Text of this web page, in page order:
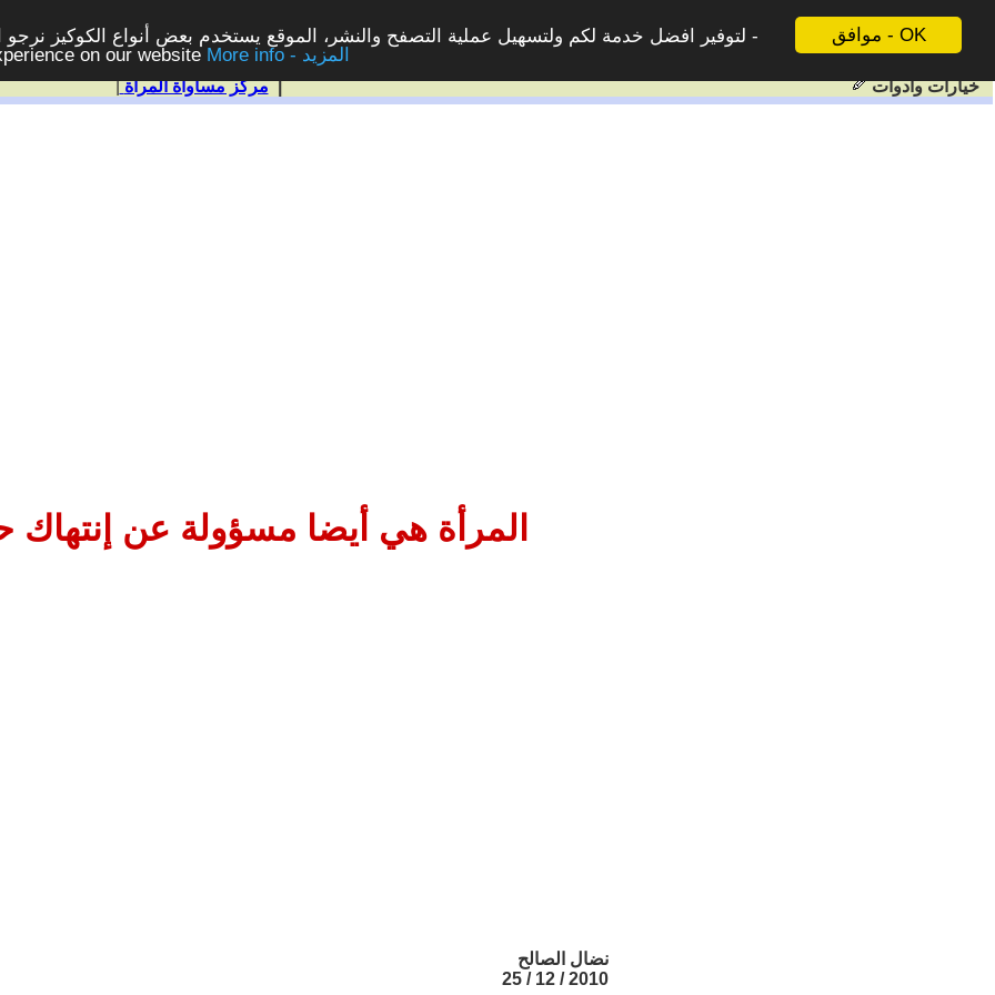
موافق - OK
لتوفير افضل خدمة لكم ولتسهيل عملية التصفح والنشر، الموقع يستخدم بعض أنواع الكوكيز
on our website
More info - المزيد
| مركز مساواة المرأة| خيارات وادوات
المرأة هي أيضا مسؤولة عن إنتهاك
نضال الصالح
2010 / 12 / 25